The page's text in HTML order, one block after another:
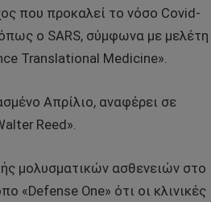
που προκαλεί το νόσο Covid-
ο SARS, σύμφωνα με μελέτη
Translational Medicine».
Απρίλιο, αναφέρει σε
Reed».
μολυσματικών ασθενειών στο
«Defense One» ότι οι κλινικές